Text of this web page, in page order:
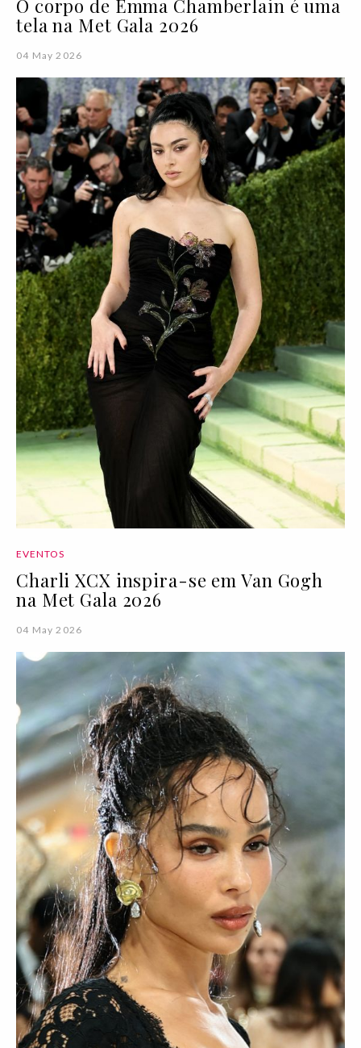
O corpo de Emma Chamberlain é uma
tela na Met Gala 2026
04 May 2026
EVENTOS
Charli XCX inspira-se em Van Gogh
na Met Gala 2026
04 May 2026